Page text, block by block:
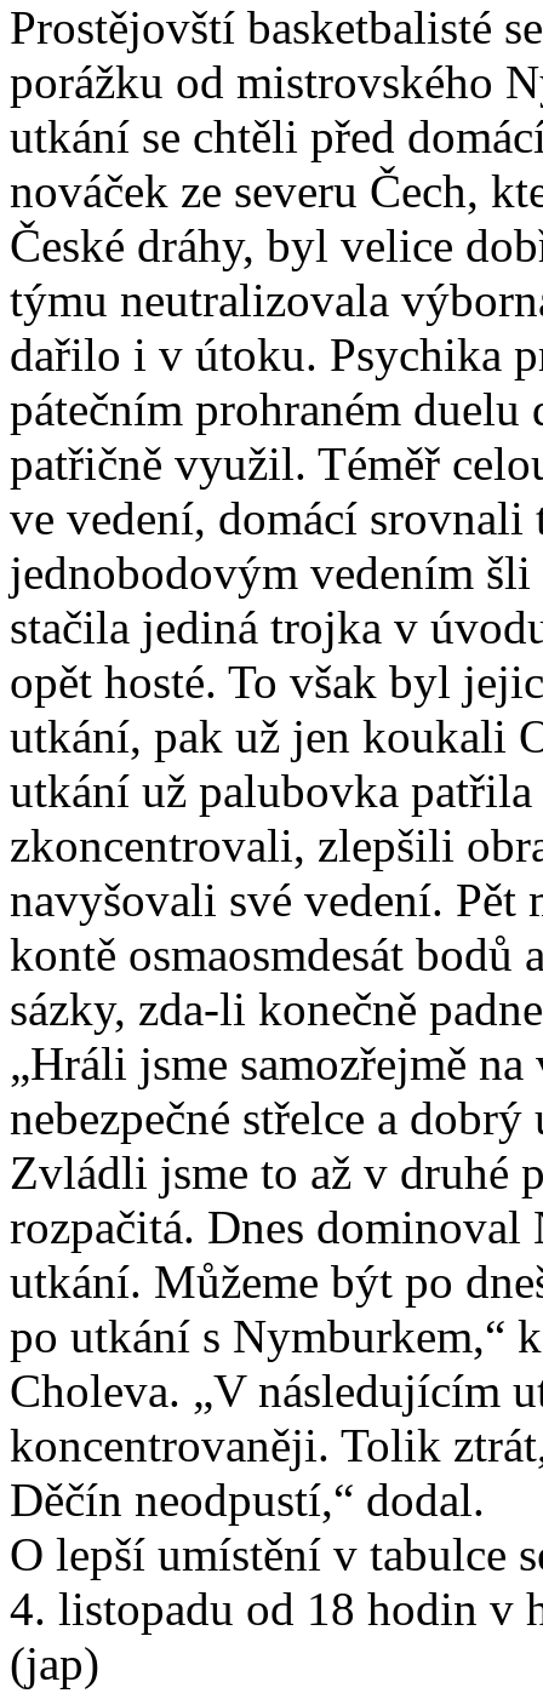
Prostějovští basketbalisté
porážku od mistrovského
utkání se chtěli před
nováček ze severu Čech,
České dráhy, byl velice
týmu neutralizovala
dařilo i v útoku. Psychika
pátečním prohraném duelu
patřičně využil. Téměř
ve vedení, domácí srovnali
jednobodovým vedením
stačila jediná trojka v
opět hosté. To však byl
utkání, pak už jen koukali
utkání už palubovka
zkoncentrovali, zlepšili
navyšovali své vedení. Pět
kontě osmaosmdesát bodů
sázky, zda-li konečně
„Hráli jsme samozřejmě
nebezpečné střelce a
Zvládli jsme to až v druhé
rozpačitá. Dnes
utkání. Můžeme být po
po utkání s Nymburkem,“
Choleva. „V následujícím
koncentrovaněji. Tolik
Děčín neodpustí,“ dodal.
O lepší umístění v tabulce
4. listopadu od 18 hodin v
(jap)